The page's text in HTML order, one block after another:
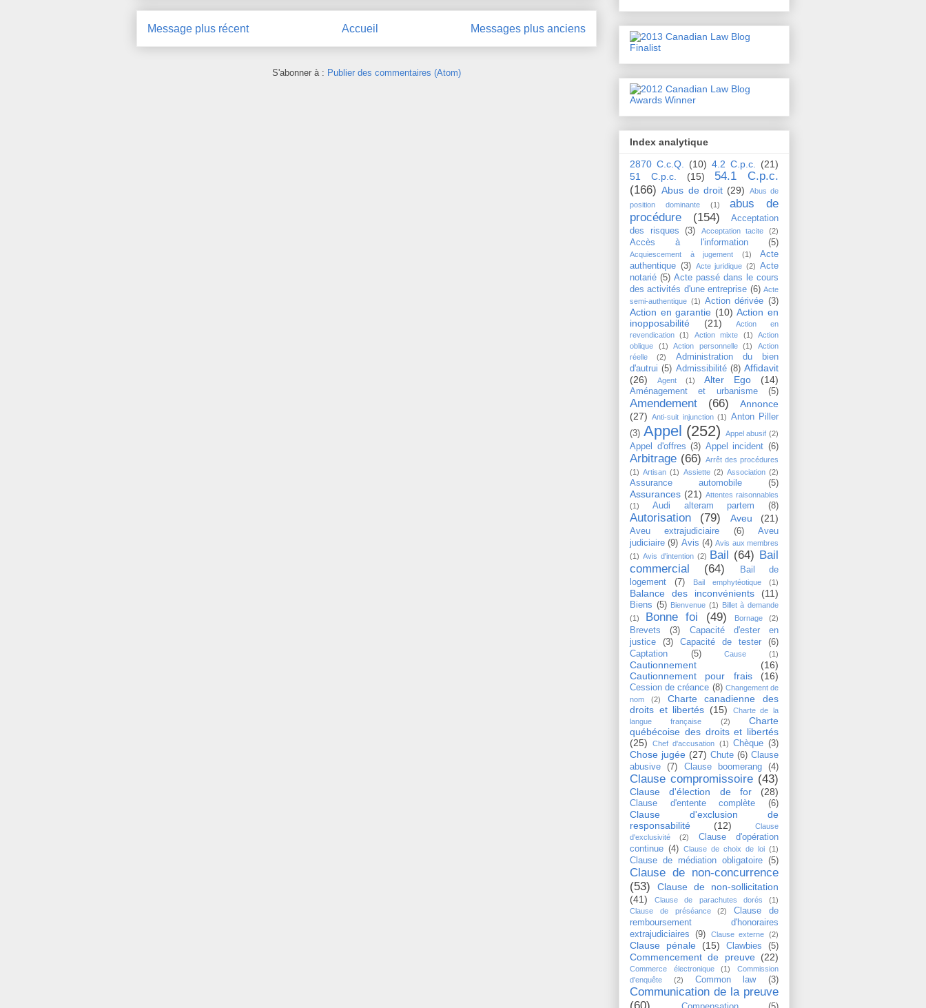
Message plus récent Messages plus anciens
Accueil
S'abonner à : Publier des commentaires (Atom)
Index analytique
2870 C.c.Q. (10) 4.2 C.p.c. (21)
51 C.p.c.
(15)
54.1 C.p.c.
(166) Abus de droit (29)
Abus de
position dominante
(1)
abus de
procédure
(154)
Acceptation
des risques
(3) Acceptation tacite (2)
Accès à l'information (5)
Acquiescement à jugement (1)
Acte
authentique (3) Acte juridique (2) Acte
notarié (5) Acte passé dans le cours
des activités d'une entreprise (6) Acte
semi-authentique (1) Action dérivée (3)
Action en garantie (10) Action en
inopposabilité
(21)
Action en
revendication
(1) Action mixte (1)
Action
oblique
(1) Action personnelle (1)
Action
réelle
(2)
Administration du bien
d'autrui (5) Admissibilité (8) Affidavit
(26)
Agent (1) Alter Ego (14)
Aménagement et urbanisme (5)
Amendement (66)
Annonce
(27)
Anti-suit injunction (1) Anton Piller
(3) Appel (252) Appel abusif (2)
Appel d'offres (3) Appel incident (6)
Arbitrage (66) Arrêt des procédures
(1) Artisan (1) Assiette (2) Association (2)
Assurance automobile (5)
Assurances (21) Attentes raisonnables
(1)
Audi alteram partem (8)
Autorisation (79) Aveu (21)
Aveu extrajudiciaire (6)
Aveu
judiciaire (9) Avis (4) Avis aux membres
(1) Avis d'intention (2) Bail (64) Bail
commercial
(64)
Bail de
logement
(7) Bail emphytéotique (1)
Balance des inconvénients (11)
Biens (5) Bienvenue (1)
Billet à demande
(1)
Bonne foi (49) Bornage (2)
Brevets (3)
Capacité d'ester en
justice
(3) Capacité de tester
(6)
Captation
(5) Cause (1)
Cautionnement
(16)
Cautionnement pour frais
(16)
Cession de créance (8) Changement de
nom
(2)
Charte canadienne des
droits et libertés (15)
Charte de la
langue française
(2)
Charte
québécoise des droits et libertés
(25)
Chef d'accusation (1) Chèque (3)
Chose jugée (27) Chute (6) Clause
abusive
(7) Clause boomerang (4)
Clause compromissoire (43)
Clause d'élection de for (28)
Clause d'entente complète (6)
Clause d'exclusion de
responsabilité
(12)
Clause
d'exclusivité
(2)
Clause d'opération
continue (4) Clause de choix de loi (1)
Clause de médiation obligatoire (5)
Clause de non-concurrence
(53)
Clause de non-sollicitation
(41)
Clause de parachutes dorés
(1)
Clause de préséance
(2)
Clause de
remboursement d'honoraires
extrajudiciaires
(9) Clause externe (2)
Clause pénale (15) Clawbies (5)
Commencement de preuve (22)
Commerce électronique (1)
Commission
d'enquête
(2) Common law (3)
Communication de la preuve